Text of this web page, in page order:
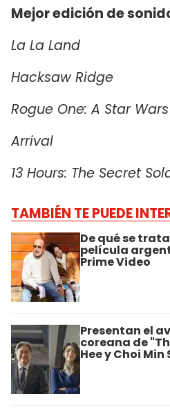
Mejor edición de
La La Land
Hacksaw Ridge
Rogue One: A Star
Arrival
13 Hours: The Secret
TAMBIÉN TE PUEDE
De qué se
película
Prime Video
Presentan el
coreana de
Hee y Choi Min